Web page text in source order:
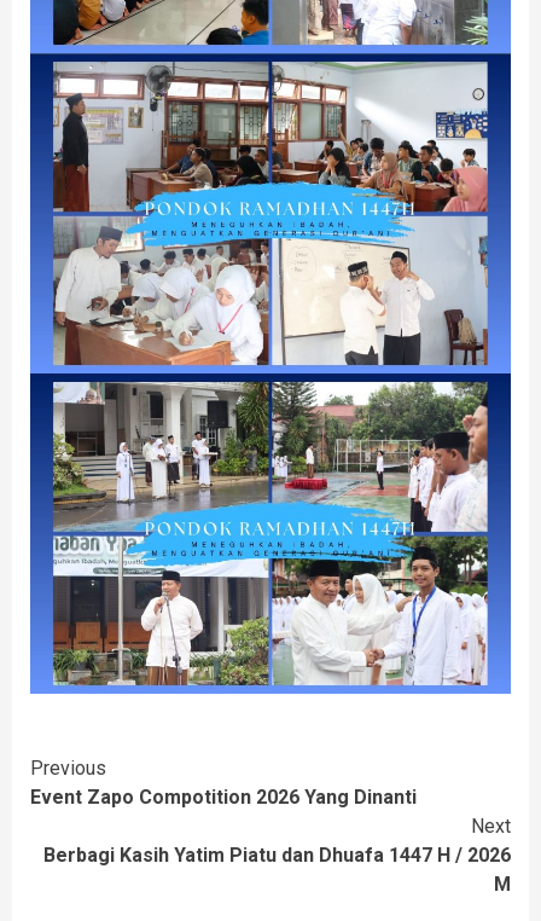
Continue
Reading
Previous
Event Zapo Compotition 2026 Yang Dinanti
Next
Berbagi Kasih Yatim Piatu dan Dhuafa 1447 H / 2026
M